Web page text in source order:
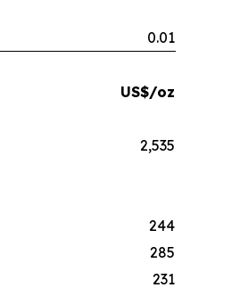
0.01
US$/oz
2,535
244
285
231